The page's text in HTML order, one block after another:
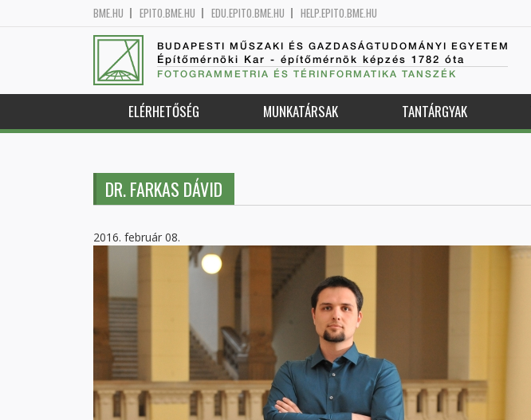
BME.HU EPITO.BME.HU EDU.EPITO.BME.HU HELP.EPITO.BME.HU
BUDAPESTI MŰSZAKI ÉS GAZDASÁGTUDOMÁNYI EGYETEM
Építőmérnöki Kar - építőmérnök képzés 1782 óta
FOTOGRAMMETRIA ÉS TÉRINFORMATIKA TANSZÉK
ELÉRHETŐSÉG MUNKATÁRSAK TANTÁRGYAK
DR. FARKAS DÁVID
2016. február 08.